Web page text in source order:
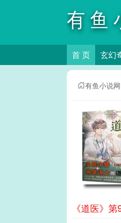
有鱼
首 页 玄幻
有鱼小说网
《道医》